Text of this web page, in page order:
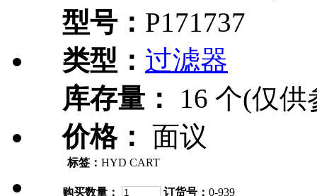
型号： P171737
类型： 过滤器
库存量：
16 个(仅供
价格： 面议
标签： HYD CART
购买数量： 订货号： 0-939